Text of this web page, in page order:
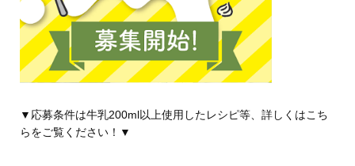
▼応募条件は牛乳200ml以上使用したレシピ等、詳しくはこち
らをご覧ください！▼